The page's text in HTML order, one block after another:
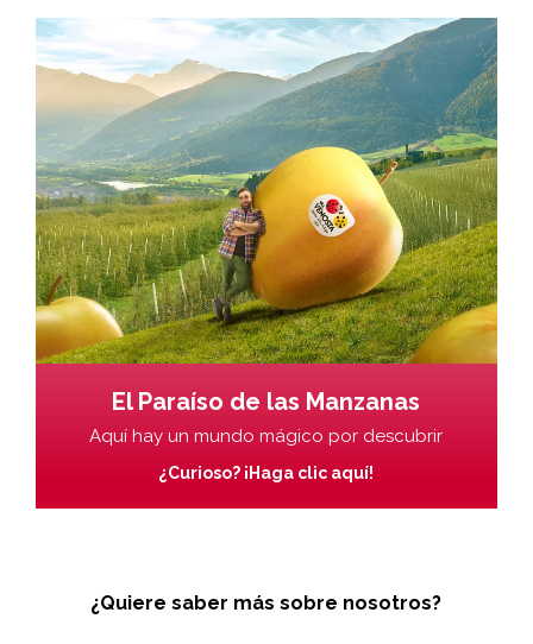
El Paraíso de las Manzanas
Aquí hay un mundo mágico por descubrir
¿Curioso? ¡Haga clic aquí!
¿Quiere saber más sobre nosotros?